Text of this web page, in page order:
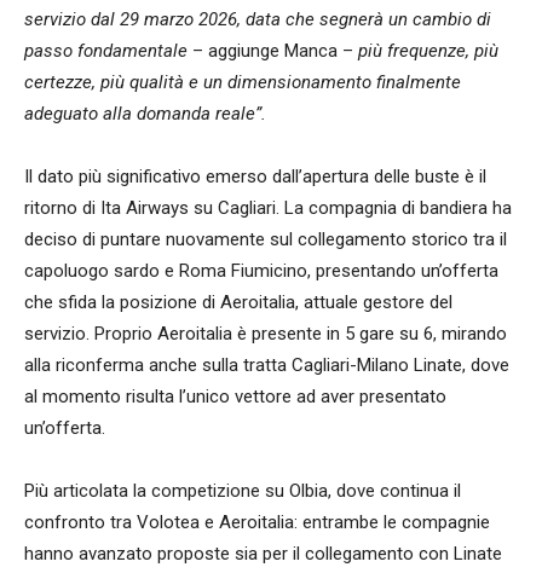
servizio dal 29 marzo 2026, data che segnerà un cambio di
passo fondamentale – aggiunge Manca – più frequenze, più
certezze, più qualità e un dimensionamento finalmente
adeguato alla domanda reale”.
Il dato più significativo emerso dall’apertura delle buste è il
ritorno di Ita Airways su Cagliari. La compagnia di bandiera ha
deciso di puntare nuovamente sul collegamento storico tra il
capoluogo sardo e Roma Fiumicino, presentando un’offerta
che sfida la posizione di Aeroitalia, attuale gestore del
servizio. Proprio Aeroitalia è presente in 5 gare su 6, mirando
alla riconferma anche sulla tratta Cagliari-Milano Linate, dove
al momento risulta l’unico vettore ad aver presentato
un’offerta.
Più articolata la competizione su Olbia, dove continua il
confronto tra Volotea e Aeroitalia: entrambe le compagnie
hanno avanzato proposte sia per il collegamento con Linate